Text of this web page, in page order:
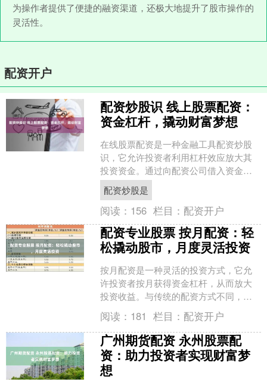
为操作者提供了便捷的融资渠道，还极大地提升了股市操作的
灵活性。
配资开户
配资炒股识 线上股票配资：
资金杠杆，撬动财富梦想
在线股票配资是一种金融工具配资炒股
识，它允许投资者利用杠杆效应放大其
投资资金。通过向配资公司借入资金，
投资者可以购买更多股票，从而增加其
潜在收益。 3. 完善个....
配资炒股是
阅读： 156 栏目： 配资开户
配资专业股票 按月配资：轻
松撬动股市，月度灵活投资
按月配资是一种灵活的投资方式，它允
许投资者按月获得资金杠杆，从而放大
投资收益。与传统的配资方式不同，按
月配资无需一次性支付高额利息，而是
按月计算利息，更加灵活便....
阅读： 181 栏目： 配资开户
广州期货配资 永州股票配
资：助力投资者实现财富梦
想